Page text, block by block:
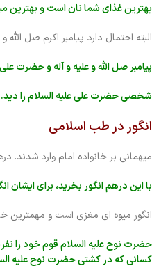
بهترین غذای شما نان است و بهترین
البته احتمال دارد پیامبر اکرم صل
پیامبر صل الله و علیه و آله و حضرت
شخصی حضرت علی علیه السلام را دید.
انگور در طب اسلامی
میهمانی بر خانواده امام وارد شدند.
با این درهم انگور بخرید، برای ایشان
انگور میوه ای مغزی است و
حضرت نوح علیه السلام قوم خود را
کسانی که در کشتی حضرت نوح علیه